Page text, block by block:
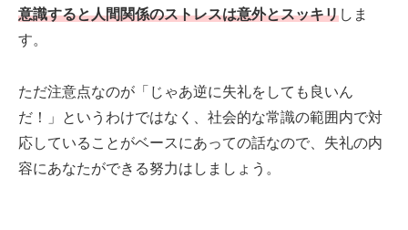
意識すると人間関係のストレスは意外とスッキリしま
す。
ただ注意点なのが「じゃあ逆に失礼をしても良いん
だ！」というわけではなく、社会的な常識の範囲内で対
応していることがベースにあっての話なので、失礼の内
容にあなたができる努力はしましょう。